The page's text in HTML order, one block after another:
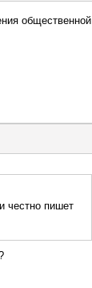
общественной
честно пишет